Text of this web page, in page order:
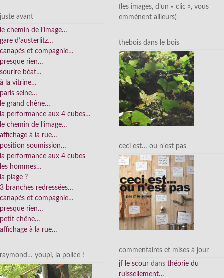
juste avant
le chemin de l’image…
gare d’austerlitz…
canapés et compagnie…
presque rien…
sourire béat…
à la vitrine…
paris seine…
le grand chêne…
la performance aux 4 cubes…
le chemin de l’image…
affichage à la rue…
position soumission…
la performance aux 4 cubes
les hommes…
la plage ?
3 branches redressées…
canapés et compagnie…
presque rien…
petit chêne…
affichage à la rue…
raymond… youpi, la police !
(les images, d’un « clic », vous
emmènent ailleurs)
thebois dans le bois
ceci est… ou n’est pas
commentaires et mises à jour
jf le scour dans théorie du
ruissellement…